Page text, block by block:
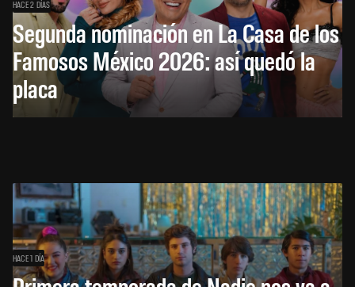
HACE 2 DÍAS
Segunda nominación en La Casa de los
Famosos México 2026: así quedó la
placa
HACE 1 DÍA